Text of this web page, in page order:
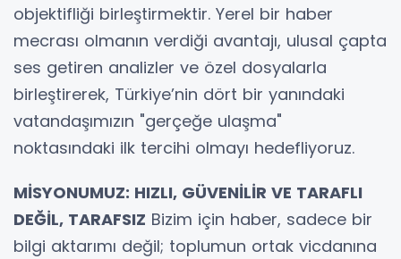
objektifliği birleştirmektir. Yerel bir haber
mecrası olmanın verdiği avantajı, ulusal çapta
ses getiren analizler ve özel dosyalarla
birleştirerek, Türkiye’nin dört bir yanındaki
vatandaşımızın "gerçeğe ulaşma"
noktasındaki ilk tercihi olmayı hedefliyoruz.
MİSYONUMUZ: HIZLI, GÜVENİLİR VE TARAFLI
DEĞİL, TARAFSIZ Bizim için haber, sadece bir
bilgi aktarımı değil; toplumun ortak vicdanına